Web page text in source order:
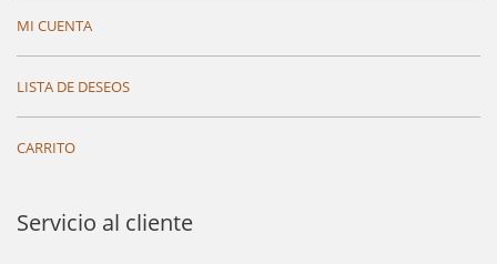
MI CUENTA
LISTA DE DESEOS
CARRITO
Servicio al cliente